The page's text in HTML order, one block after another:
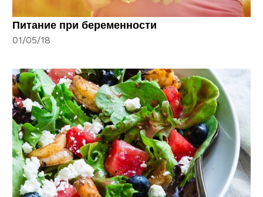
Питание при беременности
01/05/18